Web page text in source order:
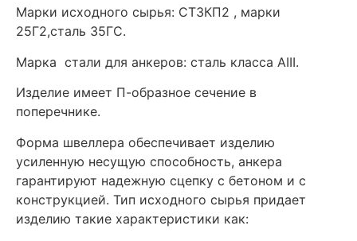
Марки исходного сырья: СТ3КП2 , марки
25Г2,сталь 35ГС.
Марка стали для анкеров: сталь класса АIII.
Изделие имеет П-образное сечение в
поперечнике.
Форма швеллера обеспечивает изделию
усиленную несущую способность, анкера
гарантируют надежную сцепку с бетоном и с
конструкцией. Тип исходного сырья придает
изделию такие характеристики как: